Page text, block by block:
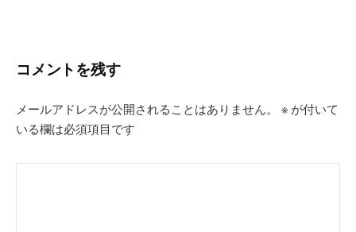
コメントを残す
メールアドレスが公開されることはありません。 ※ が付いて
いる欄は必須項目です